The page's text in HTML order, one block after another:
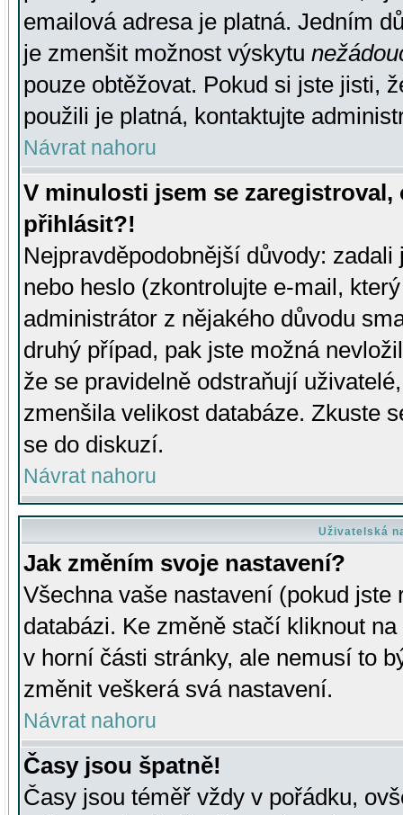
emailová adresa je platná. Jedním
je zmenšit možnost výskytu
pouze obtěžovat. Pokud si jste jisti,
použili je platná, kontaktujte
Návrat nahoru
V minulosti jsem se
přihlásit?!
Nejpravděpodobnější důvody:
nebo heslo (zkontrolujte e-mail,
administrátor z nějakého důvodu
druhý případ, pak jste možná
že se pravidelně odstraňují
zmenšila velikost databáze. Zkuste
se do diskuzí.
Návrat nahoru
Uživatelská
Jak změním svoje nastavení?
Všechna vaše nastavení (pokud
databázi. Ke změně stačí kliknout
v horní části stránky, ale nemusí to
změnit veškerá svá nastavení.
Návrat nahoru
Časy jsou špatně!
Časy jsou téměř vždy v pořádku,